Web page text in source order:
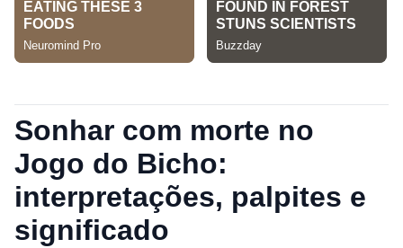
Sonhar com morte no
Jogo do Bicho:
interpretações, palpites e
significado